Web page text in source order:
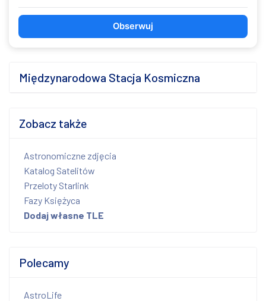
Obserwuj
Międzynarodowa Stacja Kosmiczna
Zobacz także
Astronomiczne zdjęcia
Katalog Satelitów
Przeloty Starlink
Fazy Księżyca
Dodaj własne TLE
Polecamy
AstroLife